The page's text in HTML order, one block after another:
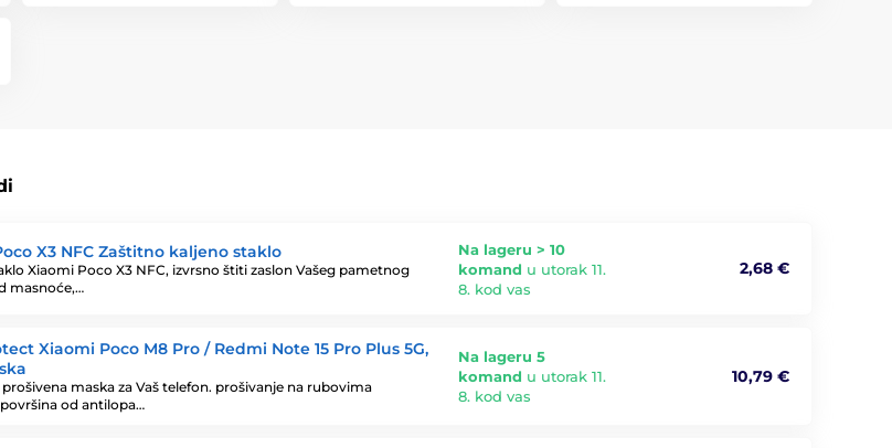
X3 NFC Zaštitno kaljeno staklo
Xiaomi Poco X3 NFC, izvrsno štiti zaslon Vašeg pametnog
masnoće,…
Na lageru > 10
komand u utorak 11.
8. kod vas
2,68 €
Xiaomi Poco M8 Pro / Redmi Note 15 Pro Plus 5G,
maska za Vaš telefon. prošivanje na rubovima
od antilopa…
Na lageru 5
komand u utorak 11.
8. kod vas
10,79 €